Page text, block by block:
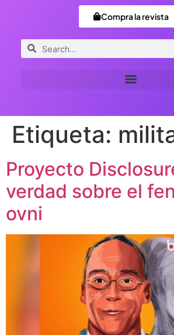
Compra la revista
Etiqueta:
Proyecto
verdad sobre el
ovni